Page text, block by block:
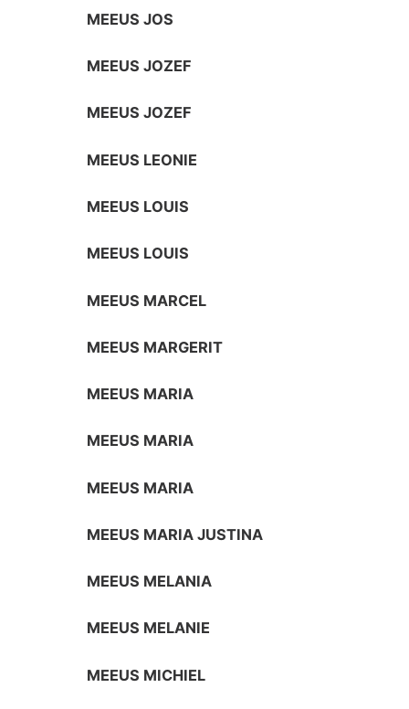
MEEUS JOS
MEEUS JOZEF
MEEUS JOZEF
MEEUS LEONIE
MEEUS LOUIS
MEEUS LOUIS
MEEUS MARCEL
MEEUS MARGERIT
MEEUS MARIA
MEEUS MARIA
MEEUS MARIA
MEEUS MARIA JUSTINA
MEEUS MELANIA
MEEUS MELANIE
MEEUS MICHIEL